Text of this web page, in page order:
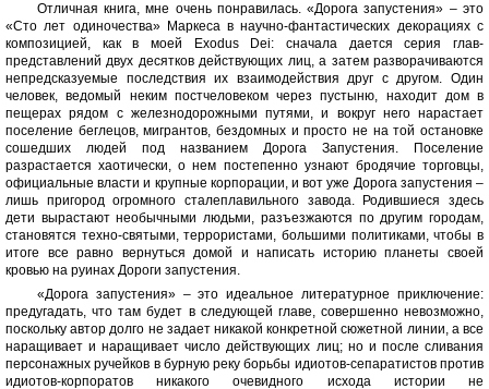
Отличная книга, мне очень понравилась. «Дорога запустения» – это
«Сто лет одиночества» Маркеса в научно-фантастических декорациях с
композицией, как в моей Exodus Dei: сначала дается серия глав-
представлений двух десятков действующих лиц, а затем разворачиваются
непредсказуемые последствия их взаимодействия друг с другом. Один
человек, ведомый неким постчеловеком через пустыню, находит дом в
пещерах рядом с железнодорожными путями, и вокруг него нарастает
поселение беглецов, мигрантов, бездомных и просто не на той остановке
сошедших людей под названием Дорога Запустения. Поселение
разрастается хаотически, о нем постепенно узнают бродячие торговцы,
официальные власти и крупные корпорации, и вот уже Дорога запустения –
лишь пригород огромного сталеплавильного завода. Родившиеся здесь
дети вырастают необычными людьми, разъезжаются по другим городам,
становятся техно-святыми, террористами, большими политиками, чтобы в
итоге все равно вернуться домой и написать историю планеты своей
кровью на руинах Дороги запустения.
«Дорога запустения» – это идеальное литературное приключение:
предугадать, что там будет в следующей главе, совершенно невозможно,
поскольку автор долго не задает никакой конкретной сюжетной линии, а все
наращивает и наращивает число действующих лиц; но и после сливания
персонажных ручейков в бурную реку борьбы идиотов-сепаратистов против
идиотов-корпоратов никакого очевидного исхода истории не